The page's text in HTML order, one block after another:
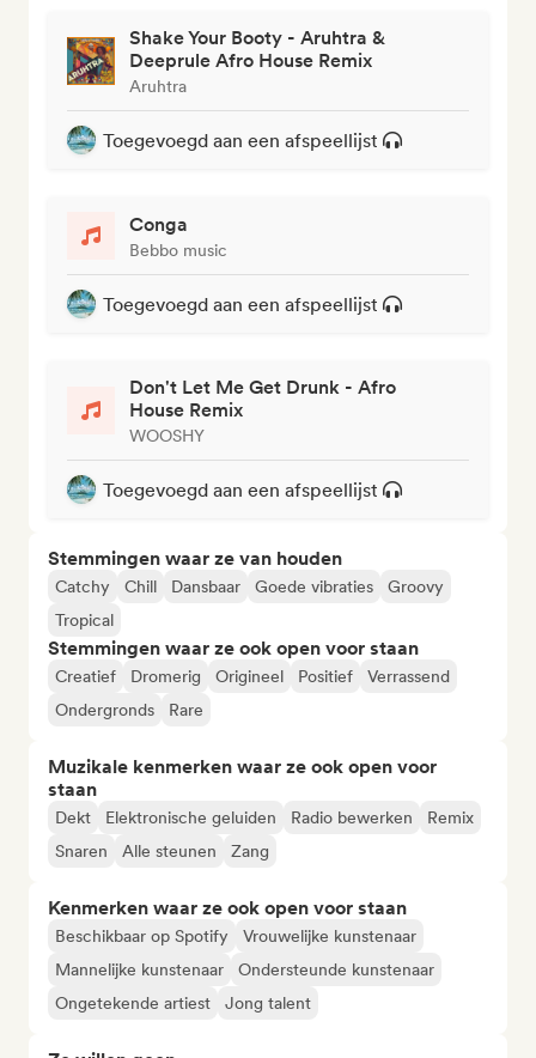
Shake Your Booty - Aruhtra &
Deeprule Afro House Remix
Aruhtra
Toegevoegd aan een afspeellijst
Conga
Bebbo music
Toegevoegd aan een afspeellijst
Don't Let Me Get Drunk - Afro
House Remix
WOOSHY
Toegevoegd aan een afspeellijst
Stemmingen waar ze van houden
Catchy Chill Dansbaar Goede vibraties
Groovy
Tropical
Stemmingen waar ze ook open voor staan
Creatief Dromerig Origineel Positief
Verrassend
Ondergronds
Rare
Muzikale kenmerken waar ze ook open voor
staan
Dekt Elektronische geluiden Radio bewerken
Remix
Snaren
Alle steunen Zang
Kenmerken waar ze ook open voor staan
Beschikbaar op Spotify
Vrouwelijke kunstenaar
Mannelijke kunstenaar
Ondersteunde kunstenaar
Ongetekende artiest
Jong talent